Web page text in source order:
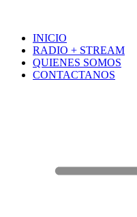
INICIO
RADIO + STREAM
QUIENES SOMOS
CONTACTANOS